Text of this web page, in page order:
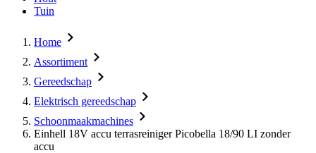
Tuin
Home
Assortiment
Gereedschap
Elektrisch gereedschap
Schoonmaakmachines
Einhell 18V accu terrasreiniger Picobella 18/90 LI zonder
accu